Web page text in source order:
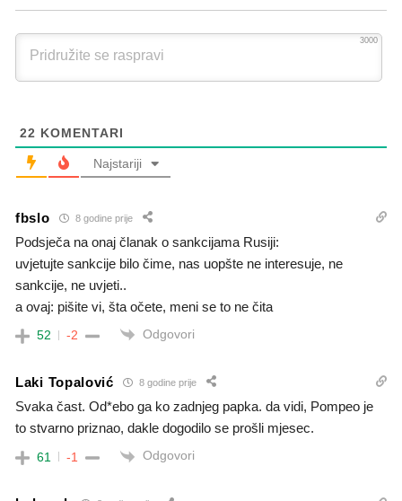
3000
22 KOMENTARI
Najstariji
fbslo 8 godine prije
Podsječa na onaj članak o sankcijama Rusiji:
uvjetujte sankcije bilo čime, nas uopšte ne interesuje, ne
sankcije, ne uvjeti..
a ovaj: pišite vi, šta očete, meni se to ne čita
52 -2 Odgovori
Laki Topalović 8 godine prije
Svaka čast. Od*ebo ga ko zadnjeg papka. da vidi, Pompeo je
to stvarno priznao, dakle dogodilo se prošli mjesec.
61 -1 Odgovori